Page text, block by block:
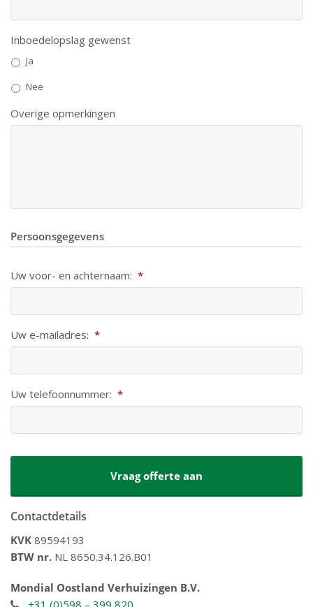
Inboedelopslag gewenst
Ja
Nee
Overige opmerkingen
Persoonsgegevens
Uw voor- en achternaam: *
Uw e-mailadres: *
Uw telefoonnummer: *
Contactdetails
KVK 89594193
BTW nr. NL 8650.34.126.B01
Mondial Oostland Verhuizingen B.V.